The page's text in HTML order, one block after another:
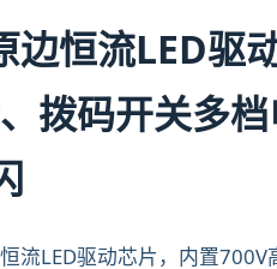
恒流LED驱
拨码开关多
流LED驱动芯片，内置700V